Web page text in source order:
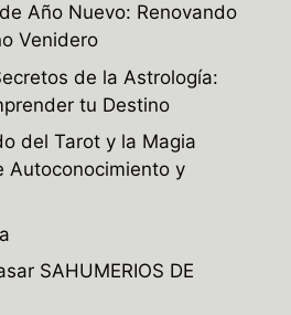
Año Nuevo: Renovando
Venidero
de la Astrología:
tu Destino
del Tarot y la Magia
Autoconocimiento y
SAHUMERIOS DE